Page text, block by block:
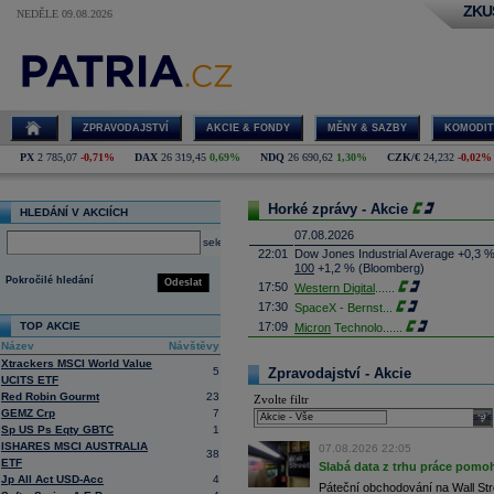
NEDĚLE 09.08.2026
ZPRAVODAJSTVÍ AKCIE & FONDY MĚNY & SAZBY
PX 2 785,07 -0,71% DAX 26 319,45 0,69% NDQ 26 690,62 1,30% CZK/€ 24,232 -0,02%
HLEDÁNÍ V AKCIÍCH
select
Odeslat
Pokročilé hledání
TOP AKCIE
Název
Návštěvy
Xtrackers MSCI World Value
UCITS ETF
5
Red Robin Gourmt
23
GEMZ Crp
7
Sp US Ps Eqty GBTC
1
ISHARES MSCI AUSTRALIA
ETF
38
Jp All Act USD-Acc
4
Horké zprávy - Akcie
07.08.2026
22:01
Dow Jones Industrial Average +0,3
100 +1,2 % (Bloomberg)
17:50 Western Digital
17:30 SpaceX - Bernst
17:09 Micron Technolo
16:26
Objem obchodů s akciemi na
obchodů za poslední rok je 0,665
16:23 Zvýšení výroby balistických střel
nějakou dobu potrvá. Agentuře
Armin Papperger. Společná výroba
doplnit arzenál Spojeným státům,
(ČTK)
16:07 Conocophillips
Zpravodajství - Akcie
Zvolte filtr
07.08.2026 22:05
Slabá data z trhu práce
Páteční obchodování na Wall